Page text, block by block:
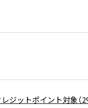
ットポイント対象（